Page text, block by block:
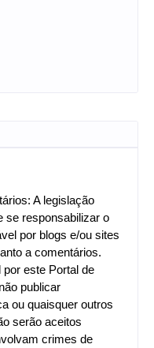
A legislação
se responsabilizar o
por blogs e/ou sites
a comentários.
este Portal de
publicar
ou quaisquer outros
serão aceitos
crimes de